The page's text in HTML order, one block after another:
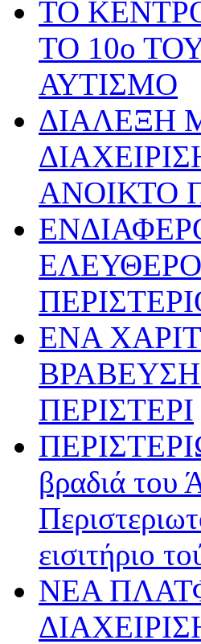
ΤΟ
ΤΟ 10ο
ΑΥΤΙΣΜΟ
ΔΙΑΛΕΞΗ
ΑΝΟΙΚΤΟ
ΕΝΑ
ΠΕΡΙΣΤΕΡΙ
βραδιά του
εισιτήριο
ΝΕΑ